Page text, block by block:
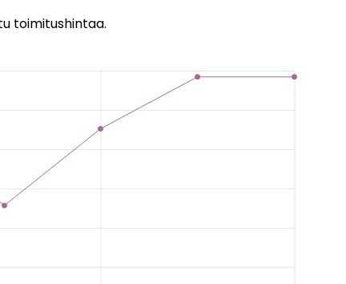
toimitushintaa.